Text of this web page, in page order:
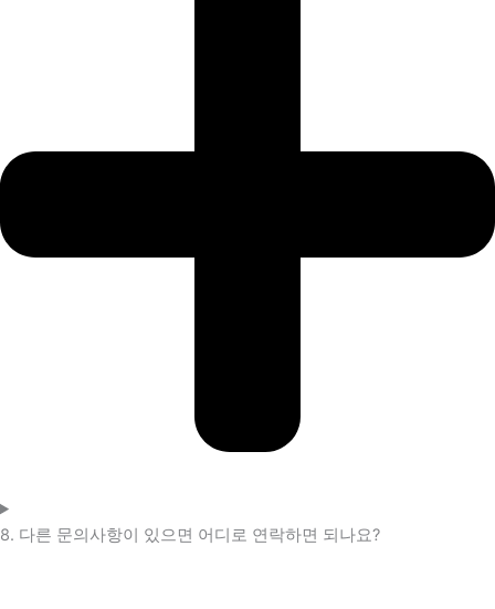
8. 다른 문의사항이 있으면 어디로 연락하면 되나요?